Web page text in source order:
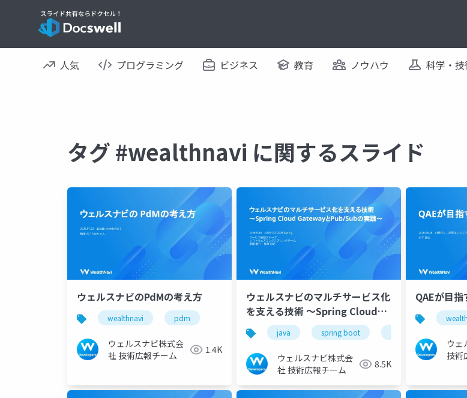
人気 プログラミング ビジネス 教育 ノウハウ 科学・技
タグ #wealthnavi に関するスライド
ウェルスナビのPdMの考え方
wealthnavi pdm
ウェルスナビ株式会
社 技術広報チーム
1.4K
ウェルスナビのマルチサービス化
を支える技術 〜Spring Cloud
GatewayとPub/Subの実践〜
java spring boot
ウェルスナビ株式会
社 技術広報チーム
8.5K
QAEが目
ウェ
技術